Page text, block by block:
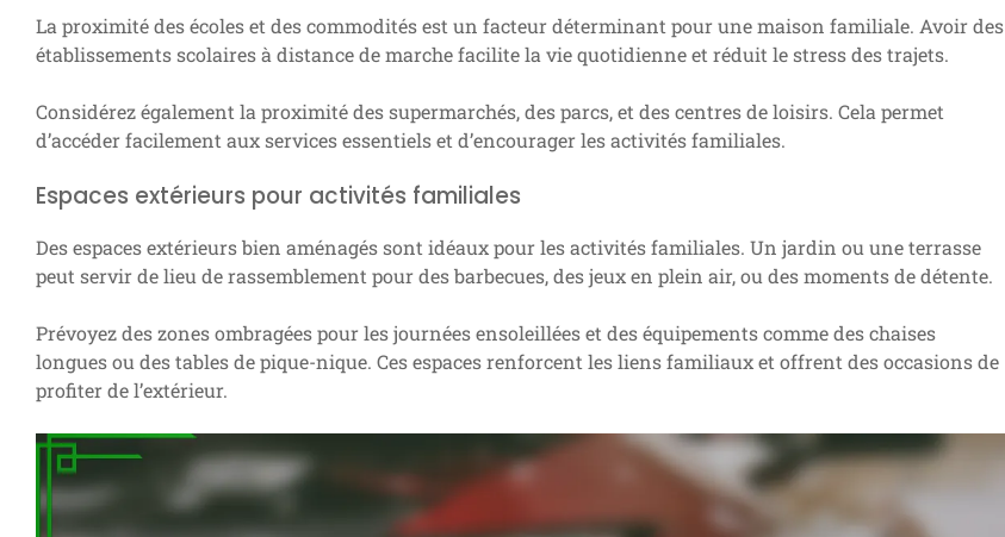
La proximité des écoles et des commodités est un facteur déterminant pour une maison familiale. Avoir des
établissements scolaires à distance de marche facilite la vie quotidienne et réduit le stress des trajets.
Considérez également la proximité des supermarchés, des parcs, et des centres de loisirs. Cela permet
d’accéder facilement aux services essentiels et d’encourager les activités familiales.
Espaces extérieurs pour activités familiales
Des espaces extérieurs bien aménagés sont idéaux pour les activités familiales. Un jardin ou une terrasse
peut servir de lieu de rassemblement pour des barbecues, des jeux en plein air, ou des moments de détente.
Prévoyez des zones ombragées pour les journées ensoleillées et des équipements comme des chaises
longues ou des tables de pique-nique. Ces espaces renforcent les liens familiaux et offrent des occasions de
profiter de l’extérieur.